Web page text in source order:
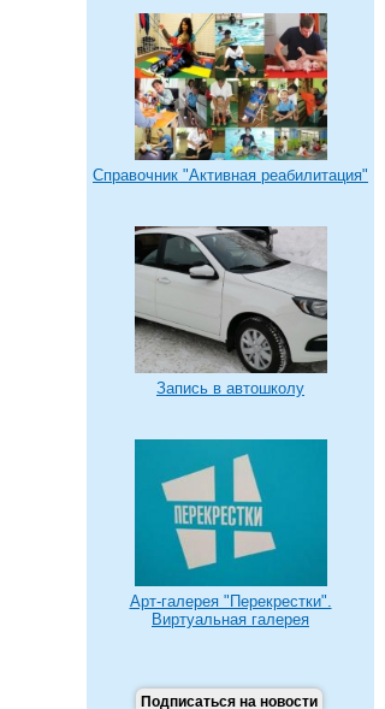
Справочник "Активная реабилитация"
Запись в автошколу
Арт-галерея "Перекрестки".
Виртуальная галерея
Подписаться на новости